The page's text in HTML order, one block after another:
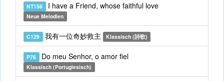
NT156 I have a Friend, whose faithful love
Neue Melodien
C129 我有一位奇妙救主 Klassisch (詩歌)
P76 Do meu Senhor, o amor fiel
Klassisch (Portugiesisch)